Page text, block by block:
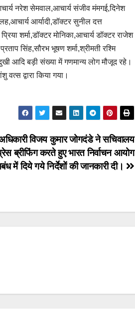
नरेश सेमवाल,आचार्य संजीव मंमगई,दिनेश
आर्यादी,डॉक्टर सुनील दत्त
शर्मा,डॉक्टर मोनिका,आचार्य डॉक्टर राजेश
सिंह,सौरभ भूषण शर्मा,श्रीमती रश्मि
आदि बड़ी संख्या में गणमान्य लोग मौजूद रहे।
द्वारा किया गया।
विजय कुमार जोगदंडे ने सचिवालय
ब्रीफिंग करते हुए भारत निर्वाचन आयोग
में दिये गये निर्देशों की जानकारी दी।